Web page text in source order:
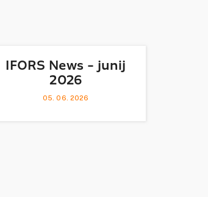
IFORS News - junij
2026
05. 06. 2026